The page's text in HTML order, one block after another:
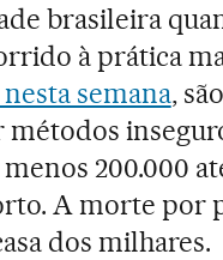
brasileira
à prática
semana,
menos 200.000
A morte por
dos milhares.